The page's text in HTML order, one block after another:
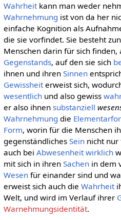
Wahrheitkann man weder
Wahrnehmung ist von da her
einfache Kognition als
die sie vorfindet. Sie besteht
Menschen darin für sich finden,
Gegenstands, auf den sie sich
ihnen und ihren Sinnen
Gewissheiterweist sich,
wesentlichund also gewiss
er also ihnen substanziell
Wahrnehmung die
Form, worin für die Menschen
gegenständliches Seinnicht nur
auch bei Abwesenheit wirklich
mit sich in ihren Sachenin dem
Wesenfür einander sind und
erweist sich auch die Wahrheit
Welt, und wird im Verlauf ihrer
Warnehmungsidentität.